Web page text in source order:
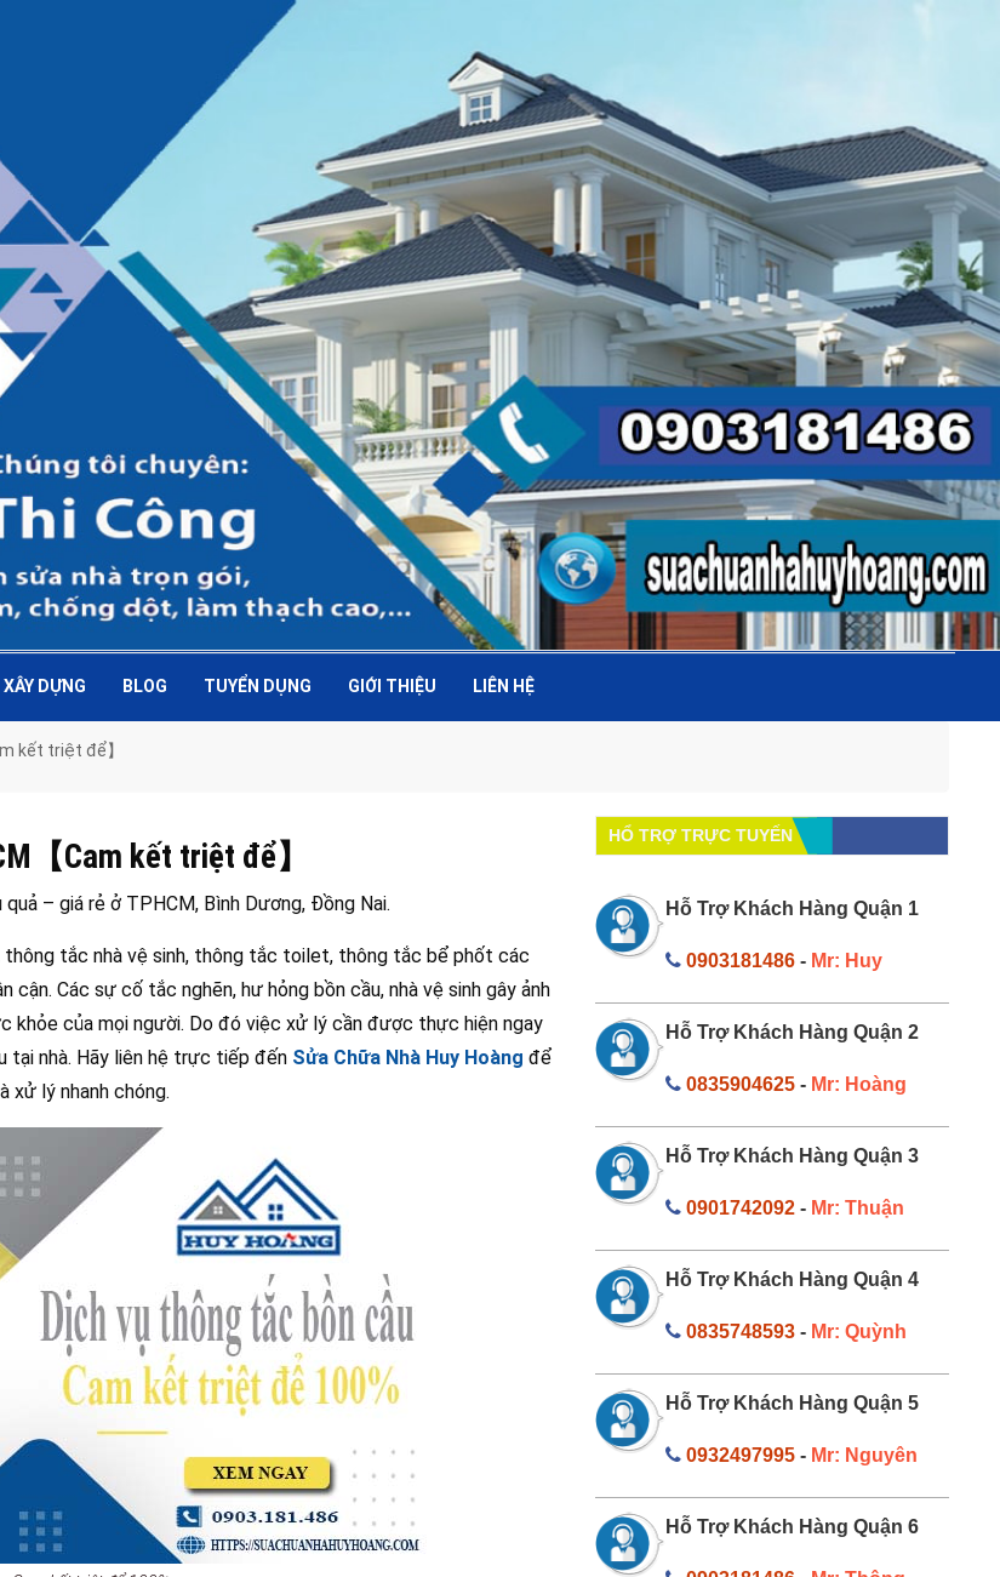
XÂY DỰNG BLOG TUYỂN DỤNG GIỚI THIỆU LIÊN HỆ
kết triệt để】
【Cam kết triệt để】
– giá rẻ ở TPHCM, Bình Dương, Đồng Nai.
thông tắc nhà vệ sinh, thông tắc toilet, thông tắc bể phốt các
Các sự cố tắc nghẽn, hư hỏng bồn cầu, nhà vệ sinh gây ảnh
khỏe của mọi người. Do đó việc xử lý cần được thực hiện ngay
tại nhà. Hãy liên hệ trực tiếp đến Sửa Chữa Nhà Huy Hoàng để
xử lý nhanh chóng.
HỔ TRỢ TRỰC TUYẾN
Hỗ Trợ Khách Hàng Quận 1
0903181486 - Mr: Huy
Hỗ Trợ Khách Hàng Quận 2
0835904625 - Mr: Hoàng
Hỗ Trợ Khách Hàng Quận 3
0901742092 - Mr: Thuận
Hỗ Trợ Khách Hàng Quận 4
0835748593 - Mr: Quỳnh
Hỗ Trợ Khách Hàng Quận 5
0932497995 - Mr: Nguyên
Hỗ Trợ Khách Hàng Quận 6